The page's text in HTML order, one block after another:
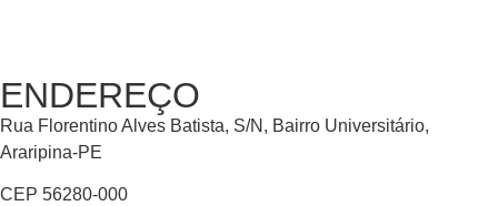
ENDEREÇO
Rua Florentino Alves Batista, S/N, Bairro Universitário,
Araripina-PE
CEP 56280-000